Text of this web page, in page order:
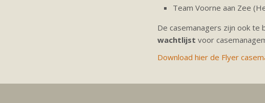
Team Voorne aan Zee
De casemanagers zijn ook te
wachtlijst voor
Download hier de Flyer